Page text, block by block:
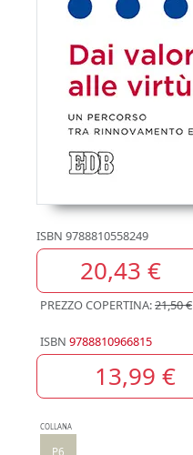
ISBN 9788810558249
20,43 €
PREZZO COPERTINA:21,50 €
ISBN 9788810966815
13,99 €
COLLANA
P6